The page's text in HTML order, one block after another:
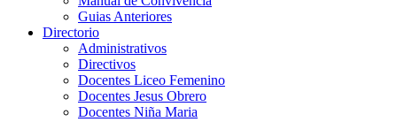
Guias Anteriores
Directorio
Administrativos
Directivos
Docentes Liceo Femenino
Docentes Jesus Obrero
Docentes Niña Maria